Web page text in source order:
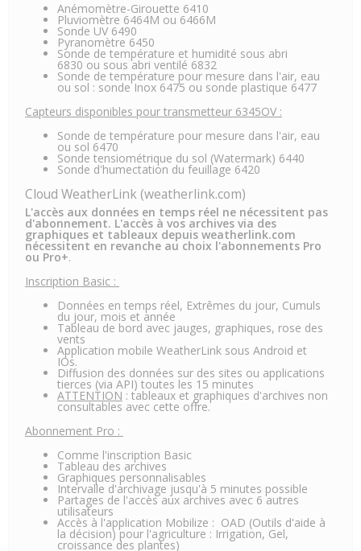
Anémomètre-Girouette 6410
Pluviomètre 6464M ou 6466M
Sonde UV 6490
Pyranomètre 6450
Sonde de température et humidité sous abri
6830 ou sous abri ventilé 6832
Sonde de température pour mesure dans l'air, eau
ou sol : sonde Inox 6475 ou sonde plastique 6477
Capteurs disponibles pour transmetteur 6345OV :
Sonde de température pour mesure dans l'air, eau
ou sol 6470
Sonde tensiométrique du sol (Watermark) 6440
Sonde d'humectation du feuillage 6420
Cloud WeatherLink (weatherlink.com)
L'accès aux données en temps réel ne nécessitent pas
d'abonnement. L'accès à vos archives via des
graphiques et tableaux depuis weatherlink.com
nécessitent en revanche au choix l'abonnements Pro
ou Pro+.
Inscription Basic :
Données en temps réel, Extrêmes du jour, Cumuls
du jour, mois et année
Tableau de bord avec jauges, graphiques, rose des
vents
Application mobile WeatherLink sous Android et
IOs.
Diffusion des données sur des sites ou applications
tierces (via API) toutes les 15 minutes
ATTENTION : tableaux et graphiques d'archives non
consultables avec cette offre.
Abonnement Pro :
Comme l'inscription Basic
Tableau des archives
Graphiques personnalisables
Intervalle d'archivage jusqu'à 5 minutes possible
Partages de l'accès aux archives avec 6 autres
utilisateurs
Accès à l'application Mobilize : OAD (Outils d'aide à
la décision) pour l'agriculture : Irrigation, Gel,
croissance des plantes)